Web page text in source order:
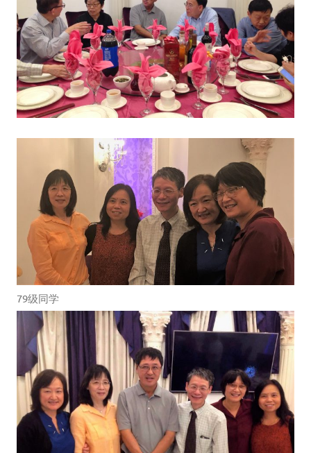
79级同学